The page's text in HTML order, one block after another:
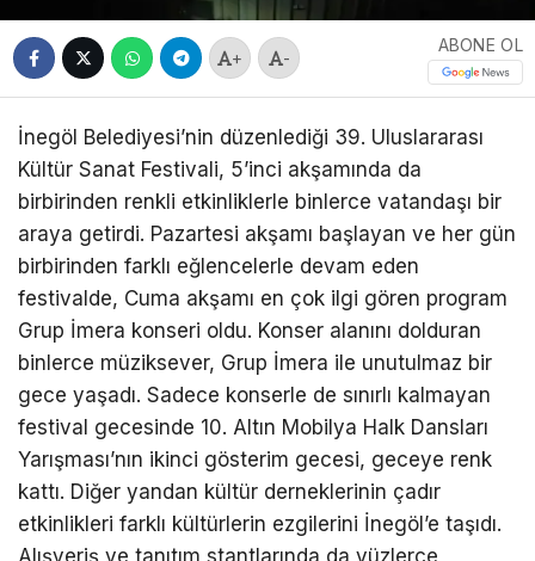
+ -
ABONE OL
İnegöl Belediyesi’nin düzenlediği 39. Uluslararası
Kültür Sanat Festivali, 5’inci akşamında da
birbirinden renkli etkinliklerle binlerce vatandaşı bir
araya getirdi. Pazartesi akşamı başlayan ve her gün
birbirinden farklı eğlencelerle devam eden
festivalde, Cuma akşamı en çok ilgi gören program
Grup İmera konseri oldu. Konser alanını dolduran
binlerce müziksever, Grup İmera ile unutulmaz bir
gece yaşadı. Sadece konserle de sınırlı kalmayan
festival gecesinde 10. Altın Mobilya Halk Dansları
Yarışması’nın ikinci gösterim gecesi, geceye renk
kattı. Diğer yandan kültür derneklerinin çadır
etkinlikleri farklı kültürlerin ezgilerini İnegöl’e taşıdı.
Alışveriş ve tanıtım stantlarında da yüzlerce